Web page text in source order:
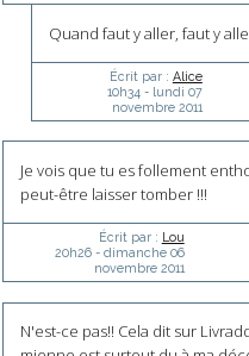
Quand faut y aller, faut y
Écrit par : Alice
10h34 - lundi 07
novembre 2011
Je vois que tu es follement
peut-être laisser tomber !!!
Écrit par :
Lou
20h26- dimanche 06
novembre 2011
N'est-ce pas!! Cela dit sur